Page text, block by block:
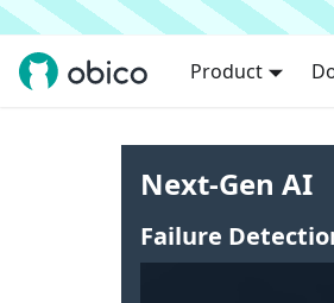
Product
Next-Gen AI
Failure